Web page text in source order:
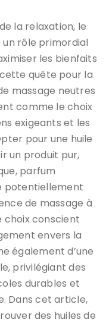
la relaxation, le
un rôle primordial
les bienfaits
quête pour la
massage neutres
comme le choix
exigeants et les
pour une huile
un produit pur,
parfum
potentiellement
de massage à
choix conscient
envers la
également d’une
privilégiant des
durables et
Dans cet article,
des huiles de